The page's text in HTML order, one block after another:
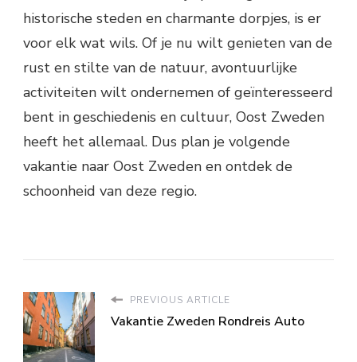
historische steden en charmante dorpjes, is er
voor elk wat wils. Of je nu wilt genieten van de
rust en stilte van de natuur, avontuurlijke
activiteiten wilt ondernemen of geïnteresseerd
bent in geschiedenis en cultuur, Oost Zweden
heeft het allemaal. Dus plan je volgende
vakantie naar Oost Zweden en ontdek de
schoonheid van deze regio.
PREVIOUS ARTICLE
Vakantie Zweden Rondreis Auto